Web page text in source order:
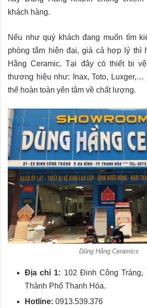
khách hàng.
Nếu như quý khách đang muốn tìm
phòng tắm hiện đại, giá cả hợp lý thì
Hằng Ceramic. Tại đây có thiết bị
thương hiệu như: Inax, Toto, Luxger,…
thể hoàn toàn yên tâm về chất lượng.
Dũng Hằng Ceramics
Địa chỉ 1: 102 Đinh Công
Thành Phố Thanh Hóa.
Hotline: 0913.539.376